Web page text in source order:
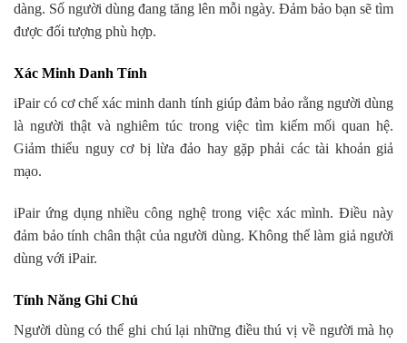
dàng. Số người dùng đang tăng lên mỗi ngày. Đảm bảo bạn sẽ tìm
được đối tượng phù hợp.
Xác Minh Danh Tính
iPair có cơ chế xác minh danh tính giúp đảm bảo rằng người dùng
là người thật và nghiêm túc trong việc tìm kiếm mối quan hệ.
Giảm thiểu nguy cơ bị lừa đảo hay gặp phải các tài khoản giả
mạo.
iPair ứng dụng nhiều công nghệ trong việc xác mình. Điều này
đảm bảo tính chân thật của người dùng. Không thể làm giả người
dùng với iPair.
Tính Năng Ghi Chú
Người dùng có thể ghi chú lại những điều thú vị về người mà họ